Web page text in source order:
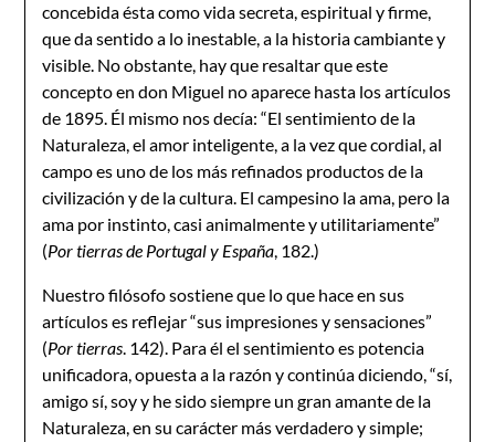
concebida ésta como vida secreta, espiritual y firme,
que da sentido a lo inestable, a la historia cambiante y
visible. No obstante, hay que resaltar que este
concepto en don Miguel no aparece hasta los artículos
de 1895. Él mismo nos decía: “El sentimiento de la
Naturaleza, el amor inteligente, a la vez que cordial, al
campo es uno de los más refinados productos de la
civilización y de la cultura. El campesino la ama, pero la
ama por instinto, casi animalmente y utilitariamente”
(Por tierras de Portugal y España, 182.)
Nuestro filósofo sostiene que lo que hace en sus
artículos es reflejar “sus impresiones y sensaciones”
(Por tierras. 142). Para él el sentimiento es potencia
unificadora, opuesta a la razón y continúa diciendo, “sí,
amigo sí, soy y he sido siempre un gran amante de la
Naturaleza, en su carácter más verdadero y simple;